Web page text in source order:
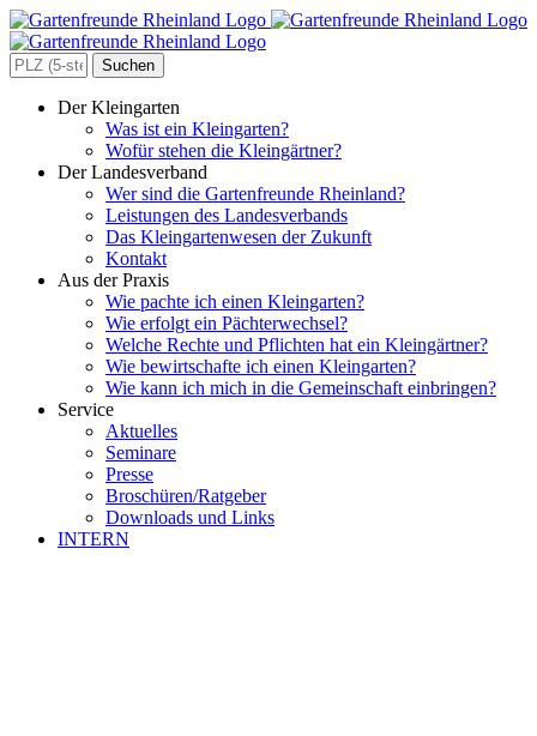
Zum
Inhalt
springen
Search
for:
Der Kleingarten
Was ist ein Kleingarten?
Wofür stehen die Kleingärtner?
Der Landesverband
Wer sind die Gartenfreunde Rheinland?
Leistungen des Landesverbands
Das Kleingartenwesen der Zukunft
Kontakt
Aus der Praxis
Wie pachte ich einen Kleingarten?
Wie erfolgt ein Pächterwechsel?
Welche Rechte und Pflichten hat ein Kleingärtner?
Wie bewirtschafte ich einen Kleingarten?
Wie kann ich mich in die Gemeinschaft einbringen?
Service
Aktuelles
Seminare
Presse
Broschüren/Ratgeber
Downloads und Links
INTERN